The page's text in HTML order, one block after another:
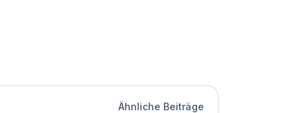
Ähnliche Beiträge